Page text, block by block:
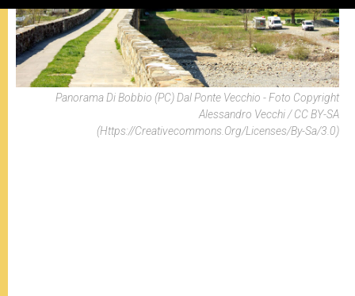
Panorama Di Bobbio (PC) Dal Ponte Vecchio - Foto Copyright
Alessandro Vecchi / CC BY-SA
(https://creativecommons.org/licenses/by-Sa/3.0)